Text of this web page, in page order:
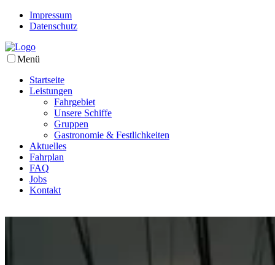
Impressum
Datenschutz
Menü
Startseite
Leistungen
Fahrgebiet
Unsere Schiffe
Gruppen
Gastronomie & Festlichkeiten
Aktuelles
Fahrplan
FAQ
Jobs
Kontakt